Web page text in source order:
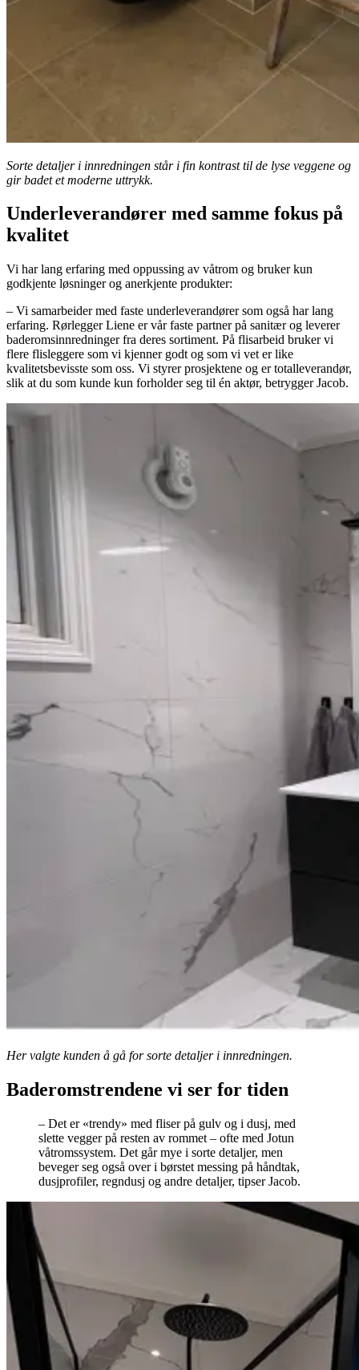
Sorte detaljer i innredningen står i fin kontrast til de lyse veggene og
gir badet et moderne uttrykk.
Underleverandører med samme fokus på
kvalitet
Vi har lang erfaring med oppussing av våtrom og bruker kun
godkjente løsninger og anerkjente produkter:
– Vi samarbeider med faste underleverandører som også har lang
erfaring. Rørlegger Liene er vår faste partner på sanitær og leverer
baderomsinnredninger fra deres sortiment. På flisarbeid bruker vi
flere flisleggere som vi kjenner godt og som vi vet er like
kvalitetsbevisste som oss. Vi styrer prosjektene og er totalleverandør,
slik at du som kunde kun forholder seg til én aktør, betrygger Jacob.
Her valgte kunden å gå for sorte detaljer i innredningen.
Baderomstrendene vi ser for tiden
– Det er «trendy» med fliser på gulv og i dusj, med
slette vegger på resten av rommet – ofte med Jotun
våtromssystem. Det går mye i sorte detaljer, men
beveger seg også over i børstet messing på håndtak,
dusjprofiler, regndusj og andre detaljer, tipser Jacob.